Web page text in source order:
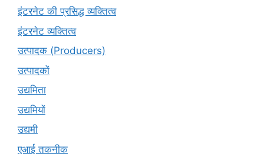
इंटरनेट की प्रसिद्ध व्यक्तित्व
इंटरनेट व्यक्तित्व
उत्पादक (Producers)
उत्पादकों
उद्यमिता
उद्यमियों
उद्यमी
एआई तकनीक